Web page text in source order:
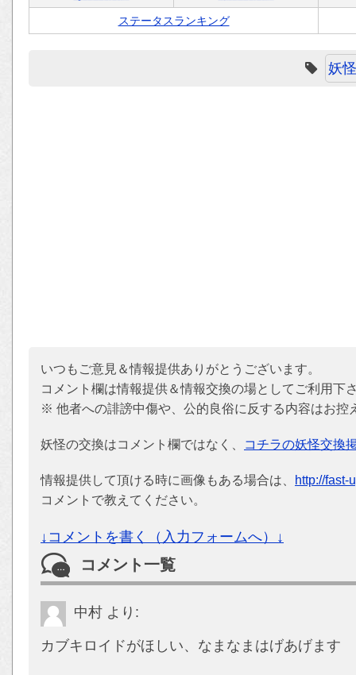
ステータスランキング
妖
いつもご意見＆情報提供ありがとうございます。
コメント欄は情報提供＆情報交換の場としてご利用下
※ 他者への誹謗中傷や、公的良俗に反する内容はお控
妖怪の交換はコメント欄ではなく、 コチラの妖怪交換
情報提供して頂ける時に画像もある場合は、
http://fast-
コメントで教えてください。
↓コメントを書く（入力フォームへ）↓
コメント一覧
中村 より:
カブキロイドがほしい、なまなまはげあげます